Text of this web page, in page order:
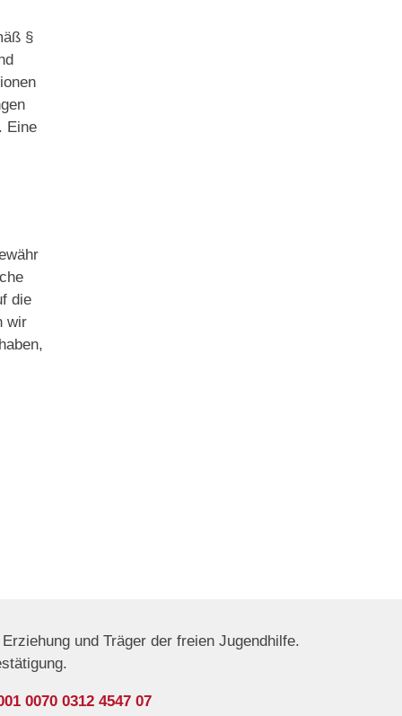
§
Eine
die
wir
und Träger der freien Jugendhilfe.
0070 0312 4547 07